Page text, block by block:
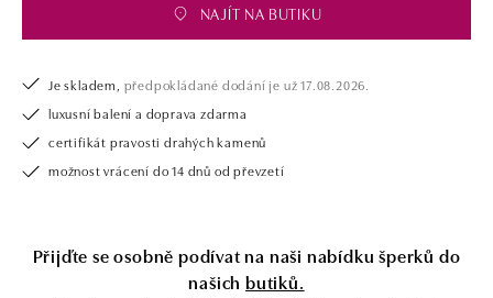
opatřen certifikátem pravosti a dodán v luxusním balení. Ať už vybíráte
zásnubní prsten nebo diamantový náramek či náhrdelník, nedarujete s
NAJÍT NA BUTIKU
Je skladem, předpokládané dodání je už 17.08.2026.
luxusní balení a doprava zdarma
certifikát pravosti drahých kamenů
možnost vrácení do 14 dnů od převzetí
Přijďte se osobně podívat na naši nabídku šperků do
našich butiků.